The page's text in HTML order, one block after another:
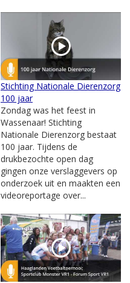
Stichting Nationale Dierenzorg
100 jaar
Zondag was het feest in
Wassenaar! Stichting
Nationale Dierenzorg bestaat
100 jaar. Tijdens de
drukbezochte open dag
gingen onze verslaggevers op
onderzoek uit en maakten een
videoreportage over...